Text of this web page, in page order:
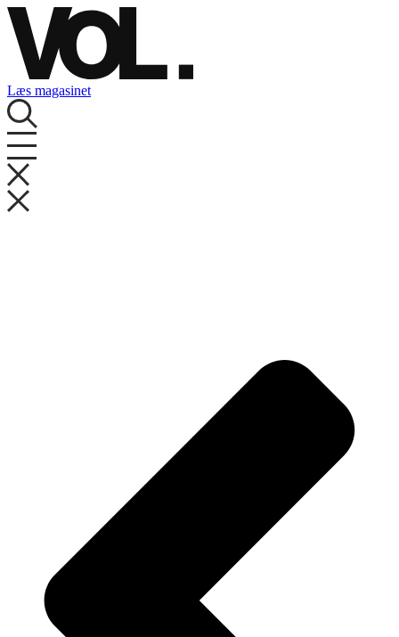
Videre
til
indhold
Læs magasinet